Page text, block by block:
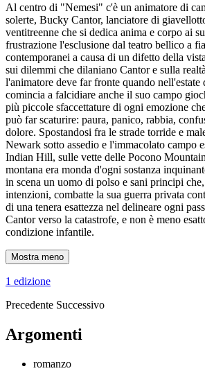
Al centro di "Nemesi" c'è un animatore di
solerte, Bucky Cantor, lanciatore di
ventitreenne che si dedica anima e corpo ai
frustrazione l'esclusione dal teatro bellico a
contemporanei a causa di un difetto della
sui dilemmi che dilaniano Cantor e sulla
l'animatore deve far fronte quando
comincia a falcidiare anche il suo campo
più piccole sfaccettature di ogni emozione
può far scaturire: paura, panico, rabbia,
dolore. Spostandosi fra le strade torride e
Newark sotto assedio e l'immacolato campo
Indian Hill, sulle vette delle Pocono
montana era monda d'ogni sostanza
in scena un uomo di polso e sani principi
intenzioni, combatte la sua guerra privata
di una tenera esattezza nel delineare ogni
Cantor verso la catastrofe, e non è meno
condizione infantile.
Mostra meno
1 edizione
Precedente Successivo
Argomenti
romanzo